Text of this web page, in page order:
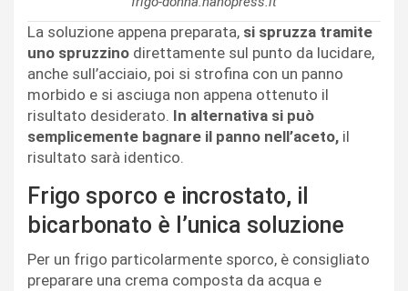
La soluzione appena preparata, si spruzza tramite
uno spruzzino direttamente sul punto da lucidare,
anche sull’acciaio, poi si strofina con un panno
morbido e si asciuga non appena ottenuto il
risultato desiderato. In alternativa si può
semplicemente bagnare il panno nell’aceto, il
risultato sarà identico.
Frigo sporco e incrostato, il
bicarbonato è l’unica soluzione
Per un frigo particolarmente sporco, è consigliato
preparare una crema composta da acqua e